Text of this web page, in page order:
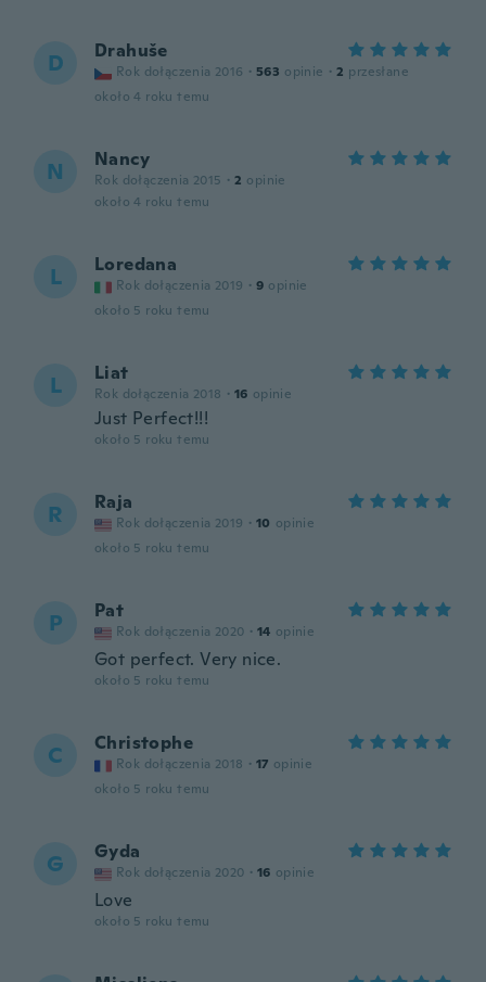
D Drahuše
Rok dołączenia 2016 · 563 opinie · 2 przesłane
około 4 roku temu
N Nancy
Rok dołączenia 2015 · 2 opinie
około 4 roku temu
L Loredana
Rok dołączenia 2019 · 9 opinie
około 5 roku temu
L Liat
Rok dołączenia 2018 · 16 opinie
Just Perfect!!!
około 5 roku temu
R Raja
Rok dołączenia 2019 · 10 opinie
około 5 roku temu
P Pat
Rok dołączenia 2020 · 14 opinie
Got perfect. Very nice.
około 5 roku temu
C Christophe
Rok dołączenia 2018 · 17 opinie
około 5 roku temu
G Gyda
Rok dołączenia 2020 · 16 opinie
Love
około 5 roku temu